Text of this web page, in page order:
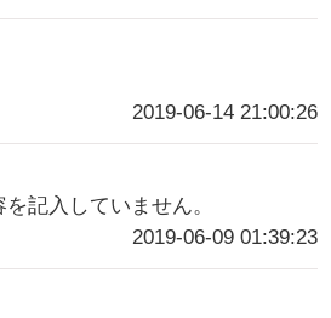
2019-06-14 21:00:26
記入していません。
2019-06-09 01:39:23